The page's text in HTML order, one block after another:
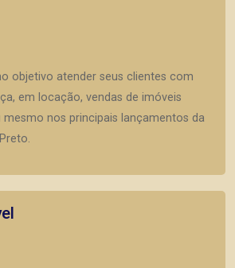
objetivo atender seus clientes com
em locação, vendas de imóveis
nos principais lançamentos da